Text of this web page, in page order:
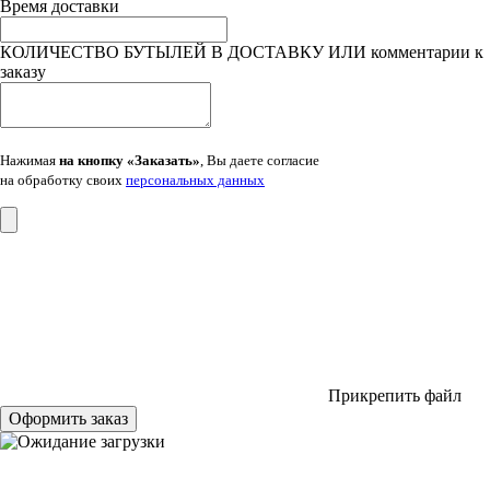
Время доставки
КОЛИЧЕСТВО БУТЫЛЕЙ В ДОСТАВКУ ИЛИ комментарии к
заказу
Нажимая на кнопку «Заказать», Вы даете согласие
на обработку своих персональных данных
Прикрепить файл
Оформить заказ